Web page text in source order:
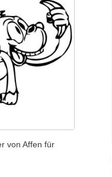
von Affen für